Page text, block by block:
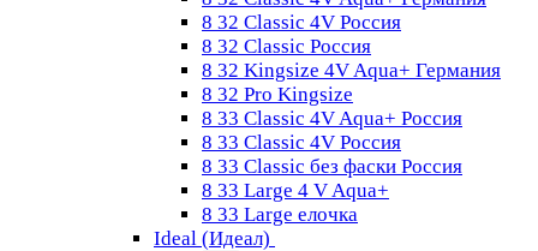
8 32 Classic 4V Россия
8 32 Classic Россия
8 32 Kingsize 4V Aqua+ Германия
8 32 Pro Kingsize
8 33 Classic 4V Aqua+ Россия
8 33 Classic 4V Россия
8 33 Classic без фаски Россия
8 33 Large 4 V Aqua+
8 33 Large елочка
Ideal (Идеал)